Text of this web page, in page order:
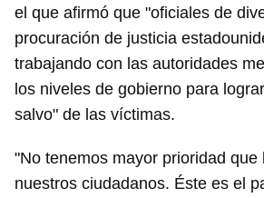
el que afirmó que "oficiales de
procuración de justicia
trabajando con las autoridades
los niveles de gobierno para
salvo" de las víctimas.
"No tenemos mayor prioridad que
nuestros ciudadanos. Éste es el